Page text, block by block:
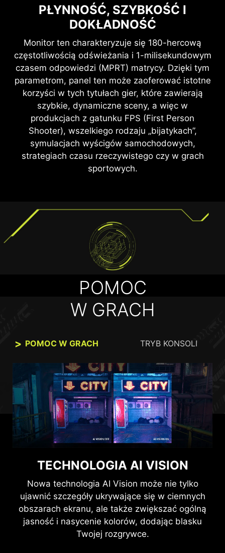
PŁYNNOŚĆ, SZYBKOŚĆ I
DOKŁADNOŚĆ
Monitor ten charakteryzuje się 180-hercową
częstotliwością odświeżania i 1-milisekundowym
czasem odpowiedzi (MPRT) matrycy. Dzięki tym
parametrom, panel ten może zaoferować istotne
korzyści w tych tytułach gier, które zawierają
szybkie, dynamiczne sceny, a więc w
produkcjach z gatunku FPS (First Person
Shooter), wszelkiego rodzaju „bijatykach”,
symulacjach wyścigów samochodowych,
strategiach czasu rzeczywistego czy w grach
sportowych.
OGLĄDANIA
Technologie Anti-Flicker i Less Blue Light
zapewniają bardzo komfortowe wrażenia
wizualne, redukując migotanie obrazu i
ograniczają emisję niebieskiej składowej światła.
Dzięki temu możesz grać przez wiele godzin bez
męczenia wzroku.
BEZ ŁEZ I BEZ ZACIĘĆ
FLUID GAMING
Granie nie powinno oznaczać wyboru między
rwącą rozgrywką a zniekształconym obrazem.
Dzięki monitorowi gamingowemu MSI
doświadczysz płynnego działania bez zakłóceń.
Ciesz się rozgrywką bez rozrywania obrazu i
Uwaga: Technologia FreeSync wymaga zarówno
monitora, jak i karty graficznej AMD Radeon™ z obsługą
FreeSync. Odwiedź stronę
https://www.amd.com/freesync, aby uzyskać pełne
informacje. Przed zakupem upewnij się, że Twój system
POMOC
W GRACH
POMOC W GRACH TRYB KONSOLI
TECHNOLOGIA AI VISION
Nowa technologia AI Vision może nie tylko
ujawnić szczegóły ukrywające się w ciemnych
obszarach ekranu, ale także zwiększać ogólną
jasność i nasycenie kolorów, dodając blasku
Twojej rozgrywce.
TRYB KONSOLI MSI
Dzięki zaimplementowaniu obsługi technologii
HDMI™ CEC (Consumer Electronics Control), po
podłączeniu do monitora kontrolerów konsol
PlayStation lub Switch, kontrolery te mogą
posłużyć do przełączenia ekranu w różne tryby